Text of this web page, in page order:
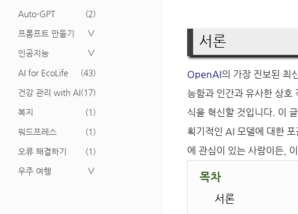
Auto-GPT (2)
프롬프트 만들기 ∨
인공지능 ∨
AI for EcoLife (43)
건강 관리 with AI(17)
복지 (1)
워드프레스 (1)
오류 해결하기 (1)
우주 여행 ∨
서론
OpenAI의 가장 진보된 최
능함과 인간과 유사한 상호
식을 혁신할 것입니다. 이
획기적인 AI 모델에 대한
에 관심이 있는 사람이든,
목차
서론